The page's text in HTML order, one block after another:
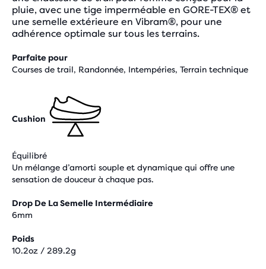
pluie, avec une tige imperméable en GORE-TEX® et
une semelle extérieure en Vibram®, pour une
adhérence optimale sur tous les terrains.
Parfaite pour
Courses de trail, Randonnée, Intempéries, Terrain technique
Cushion
Équilibré
Un mélange d’amorti souple et dynamique qui offre une
sensation de douceur à chaque pas.
Drop De La Semelle Intermédiaire
6mm
Poids
10.2oz / 289.2g